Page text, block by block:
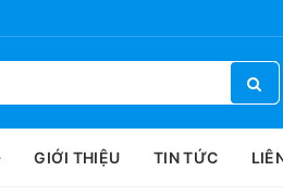
GIỚI THIỆU TIN TỨC